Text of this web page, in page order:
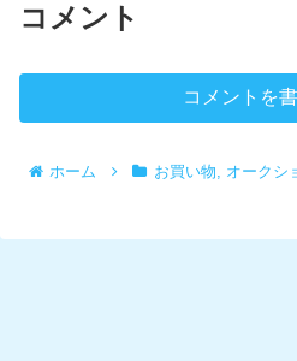
コメント
コメントを
ホーム お買い物, オークシ